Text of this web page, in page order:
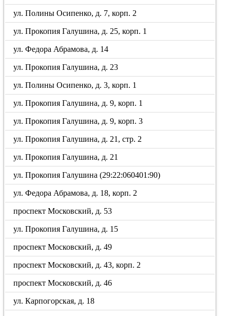
ул. Полины Осипенко, д. 7, корп. 2
ул. Прокопия Галушина, д. 25, корп. 1
ул. Федора Абрамова, д. 14
ул. Прокопия Галушина, д. 23
ул. Полины Осипенко, д. 3, корп. 1
ул. Прокопия Галушина, д. 9, корп. 1
ул. Прокопия Галушина, д. 9, корп. 3
ул. Прокопия Галушина, д. 21, стр. 2
ул. Прокопия Галушина, д. 21
ул. Прокопия Галушина (29:22:060401:90)
ул. Федора Абрамова, д. 18, корп. 2
проспект Московский, д. 53
ул. Прокопия Галушина, д. 15
проспект Московский, д. 49
проспект Московский, д. 43, корп. 2
проспект Московский, д. 46
ул. Карпогорская, д. 18